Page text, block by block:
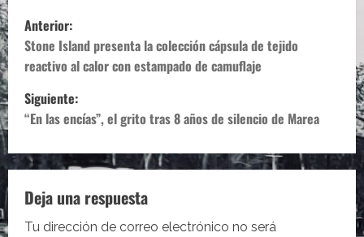
N
a
v
e
g
a
c
Anterior:
Stone Island presenta la colección cápsula de tejido
reactivo al calor con estampado de camuflaje
Siguiente:
“En las encías”, el grito tras 8 años de silencio de Marea
Deja una respuesta
Tu dirección de correo electrónico no será